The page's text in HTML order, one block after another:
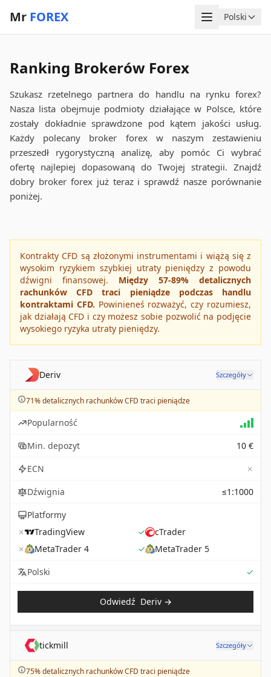
Mr FOREX Menu
Język
Polski
Ranking Brokerów Forex
Szukasz rzetelnego partnera do handlu na rynku forex?
Nasza lista obejmuje podmioty działające w Polsce, które
zostały dokładnie sprawdzone pod kątem jakości usług.
Każdy polecany broker forex w naszym zestawieniu
przeszedł rygorystyczną analizę, aby pomóc Ci wybrać
ofertę najlepiej dopasowaną do Twojej strategii. Znajdź
dobry broker forex już teraz i sprawdź nasze porównanie
poniżej.
Kontrakty CFD są złożonymi instrumentami i wiążą się z
wysokim ryzykiem szybkiej utraty pieniędzy z powodu
dźwigni finansowej. Między 57-89% detalicznych
rachunków CFD traci pieniądze podczas handlu
kontraktami CFD. Powinieneś rozważyć, czy rozumiesz,
jak działają CFD i czy możesz sobie pozwolić na podjęcie
wysokiego ryzyka utraty pieniędzy.
Deriv Szczegóły
71% detalicznych rachunków CFD traci pieniądze
Popularność
Min. depozyt
10 €
ECN
✗
Dźwignia
≤1:1000
Platformy
✗
TradingView ✓
cTrader
✗
MetaTrader 4 ✓
MetaTrader 5
Polski
✓
Odwiedź Deriv→
tickmill Szczegóły
75% detalicznych rachunków CFD traci pieniądze